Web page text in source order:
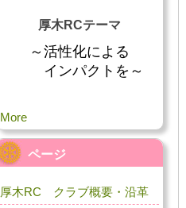
厚木RCテーマ
～活性化による
インパクトを～
More
ページ
厚木RC クラブ概要・沿革